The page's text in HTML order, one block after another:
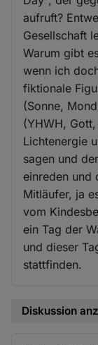
aufruft?
Gesellschaft
Warum gibt
wenn ich
fiktionale
(Sonne,
(YHWH,
Lichtenergie
sagen und
einreden und
Mitläufer, ja
vom
ein Tag der
und dieser
stattfinden.
Diskussion